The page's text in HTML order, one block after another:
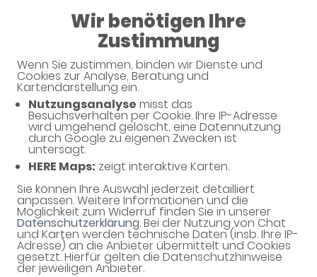
Wir benötigen Ihre
Zustimmung
Wenn Sie zustimmen, binden wir Dienste und
Cookies zur Analyse, Beratung und
Kartendarstellung ein.
Nutzungsanalyse misst das
Besuchsverhalten per Cookie. Ihre IP-Adresse
wird umgehend gelöscht, eine Datennutzung
durch Google zu eigenen Zwecken ist
untersagt.
HERE Maps: zeigt interaktive Karten.
Sie können Ihre Auswahl jederzeit detailliert
anpassen. Weitere Informationen und die
Möglichkeit zum Widerruf finden Sie in unserer
Datenschutzerklärung. Bei der Nutzung von Chat
und Karten werden technische Daten (insb. Ihre IP-
Adresse) an die Anbieter übermittelt und Cookies
gesetzt. Hierfür gelten die Datenschutzhinweise
der jeweiligen Anbieter.
07:30 - 19:00
Unverbindliche Arzneimittel-
Reservierung
Apotheke im Kaufland
Am Wilhelmschacht 34, 04552 Borna
Eine Bearbeitung und Abholung der unverbindlichen
Arzneimittel-Reservierung ist nur während der
Öffnungszeiten möglich.